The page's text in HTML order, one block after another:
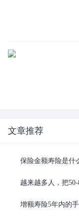
文章推荐
保险金额寿险是什
增额寿险5年内的